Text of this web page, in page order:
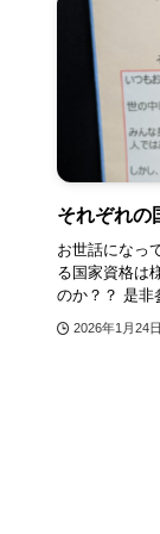
それぞれの
お世話になっ
る国家資格は
のか？？ 是非
2026年1月24日